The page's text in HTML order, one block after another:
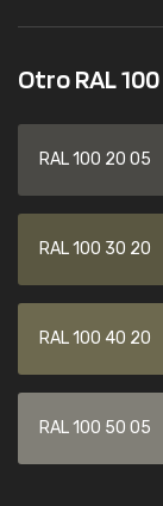
Otro RAL
RAL 100 20 05
RAL 100 30 20
RAL 100 40 20
RAL 100 50 05